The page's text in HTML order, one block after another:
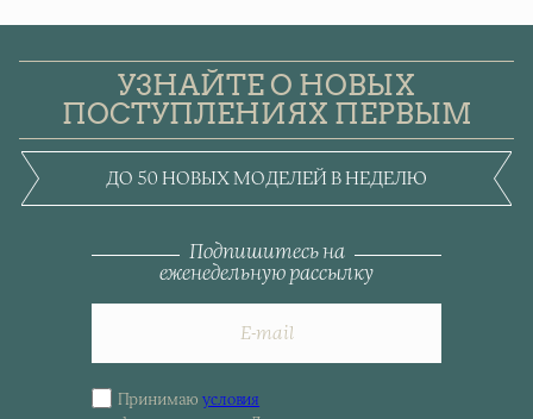
УЗНАЙТЕ О НОВЫХ
ПОСТУПЛЕНИЯХ ПЕРВЫМ
ДО 50 НОВЫХ МОДЕЛЕЙ В НЕДЕЛЮ
Подпишитесь на
еженедельную рассылку
SignПринимаюусловия